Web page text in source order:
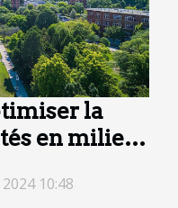
la
en milieu
10:48